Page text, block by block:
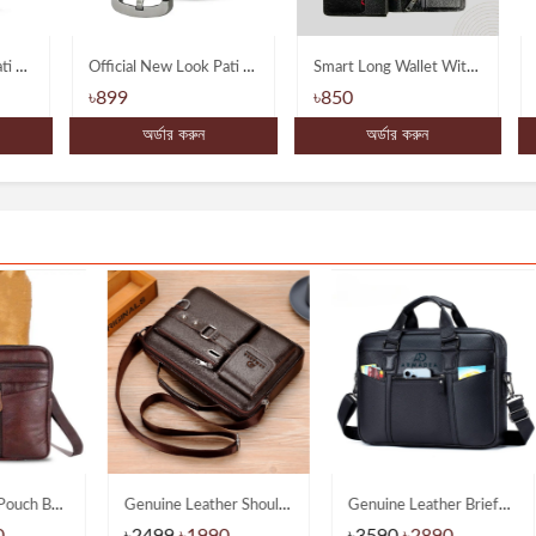
Stylish New Look Pati Belts Official New Look Pati Belts
৳899
অর্ডার করুন
Smart Long Wallet With Coin Pockets
৳850
অর্ডার করুন
Mobile Phone Pouch Bag-Multifunctional Wear belt Waist & Shoulder Bagss Genuine Leather Shoulder Messenger Bags Genuine Leather Briefcase Type Laptop Document Carry A4 Messenger Bags